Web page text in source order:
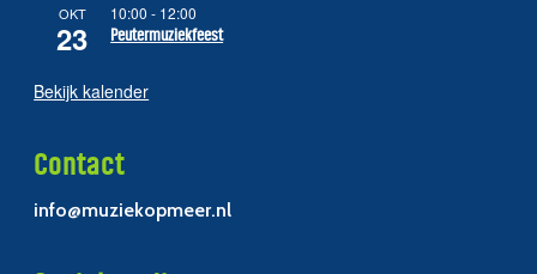
OKT
23
10:00 - 12:00
Peutermuziekfeest
Bekijk kalender
Contact
info@muziekopmeer.nl